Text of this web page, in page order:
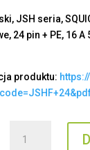
JSH seria,
24 pin + PE, 16
produktu:
JSHF